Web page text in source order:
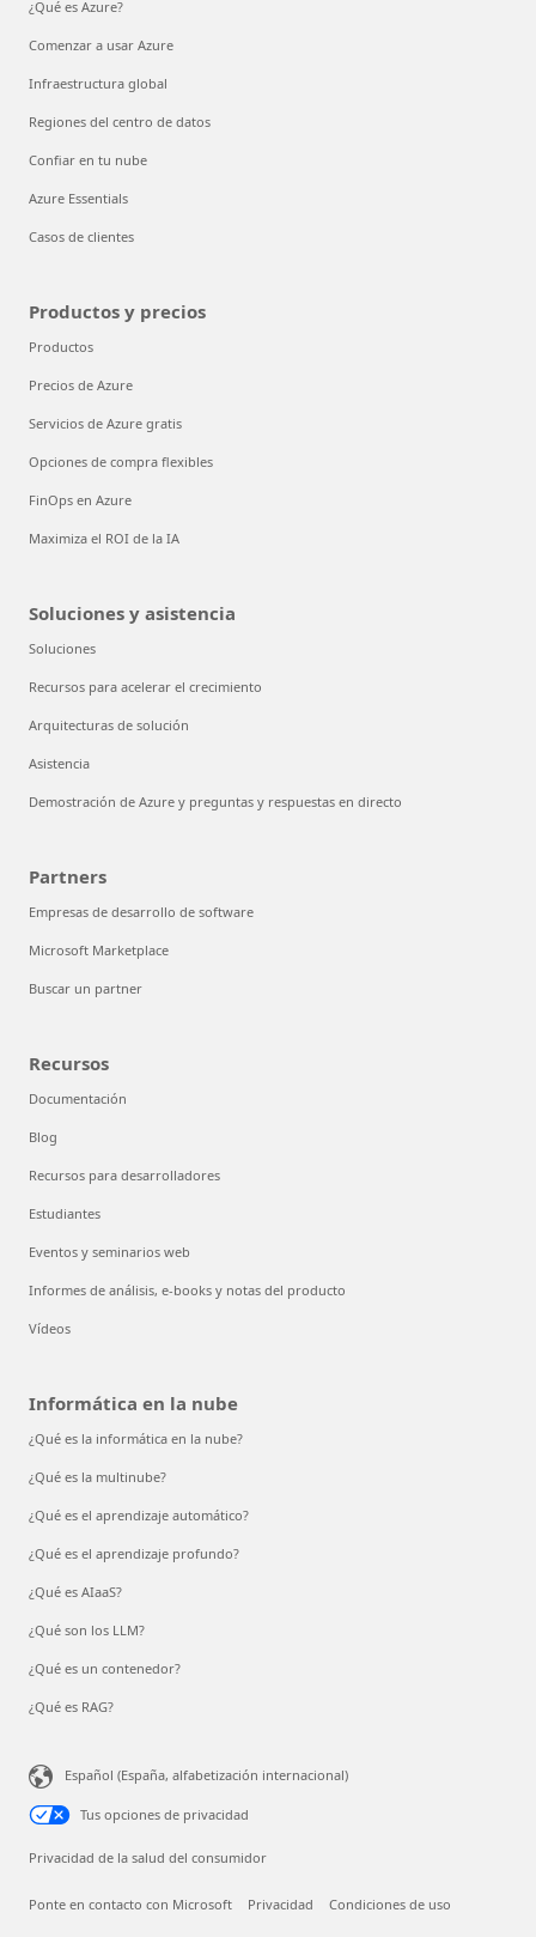
¿Qué es Azure?
Comenzar a usar Azure
Infraestructura global
Regiones del centro de datos
Confiar en tu nube
Azure Essentials
Casos de clientes
Productos y precios
Productos
Precios de Azure
Servicios de Azure gratis
Opciones de compra flexibles
FinOps en Azure
Maximiza el ROI de la IA
Soluciones y asistencia
Soluciones
Recursos para acelerar el crecimiento
Arquitecturas de solución
Asistencia
Demostración de Azure y preguntas y respuestas en directo
Partners
Empresas de desarrollo de software
Microsoft Marketplace
Buscar un partner
Recursos
Documentación
Blog
Recursos para desarrolladores
Estudiantes
Eventos y seminarios web
Informes de análisis, e-books y notas del producto
Vídeos
Informática en la nube
¿Qué es la informática en la nube?
¿Qué es la multinube?
¿Qué es el aprendizaje automático?
¿Qué es el aprendizaje profundo?
¿Qué es AIaaS?
¿Qué son los LLM?
¿Qué es un contenedor?
¿Qué es RAG?
Español (España, alfabetización internacional)
Tus opciones de privacidad
Privacidad de la salud del consumidor
Ponte en contacto con Microsoft Privacidad Condiciones de uso